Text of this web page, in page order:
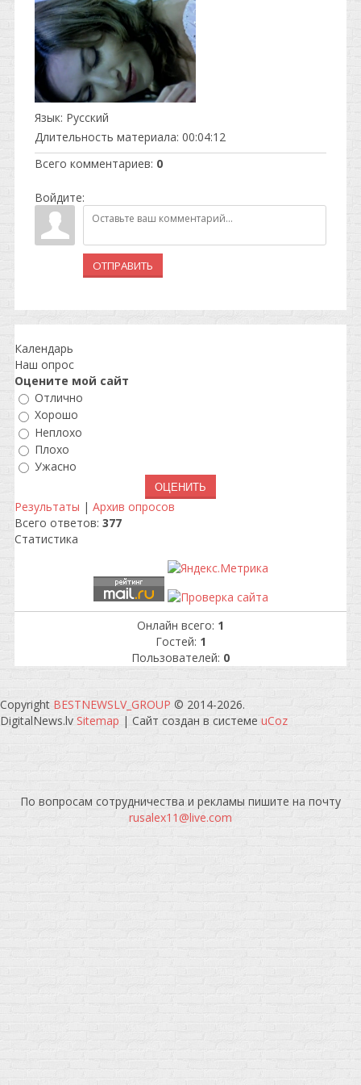
Язык: Русский
Длительность материала: 00:04:12
Всего комментариев: 0
Войдите:
ОТПРАВИТЬ
Календарь
Наш опрос
Оцените мой сайт
Отлично
Хорошо
Неплохо
Плохо
Ужасно
Результаты | Архив опросов
Всего ответов: 377
Статистика
Онлайн всего: 1
Гостей: 1
Пользователей: 0
Copyright BESTNEWSLV_GROUP © 2014-2026.
DigitalNews.lv Sitemap | Сайт создан в системе uCoz
По вопросам сотрудничества и рекламы пишите на почту
rusalex11@live.com